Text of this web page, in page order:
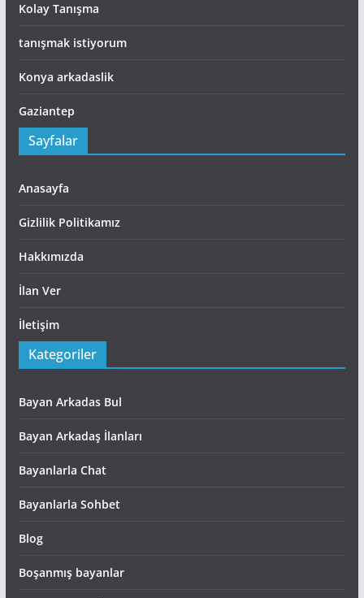
Kolay Tanışma
tanışmak istiyorum
Konya arkadaslik
Gaziantep
Sayfalar
Anasayfa
Gizlilik Politikamız
Hakkımızda
İlan Ver
İletişim
Kategoriler
Bayan Arkadas Bul
Bayan Arkadaş İlanları
Bayanlarla Chat
Bayanlarla Sohbet
Blog
Boşanmış bayanlar